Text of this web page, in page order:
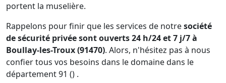
portent la muselière.
Rappelons pour finir que les services de notresociété
de sécurité privée sont ouverts 24 h/24 et 7 j/7 à
Boullay-les-Troux (91470). Alors, n'hésitez pas à nous
confier tous vos besoins dans le domaine dans le
département 91 () .